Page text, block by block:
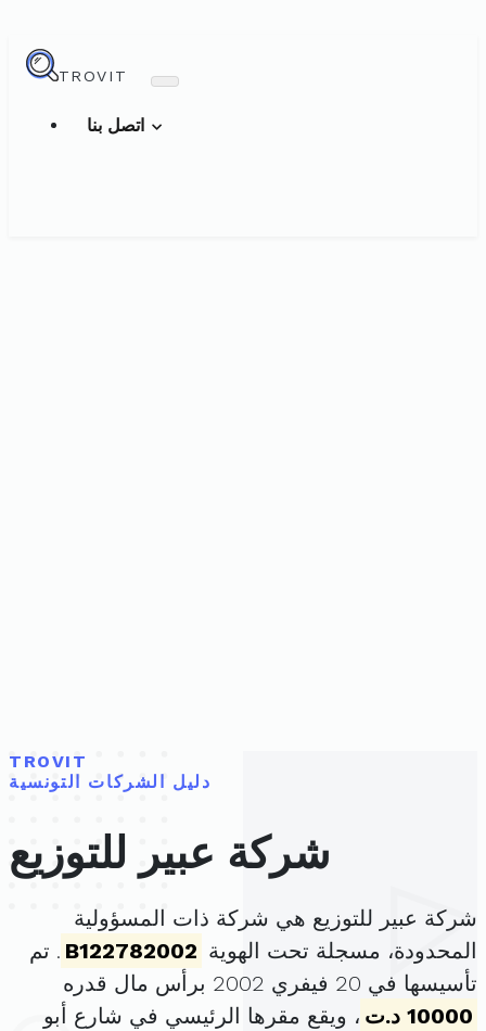
TROVIT
TROVIT
دليل الشركات التونسية
شركة عبير للتوزيع
شركة عبير للتوزيع هي شركة ذات المسؤولية
المحدودة، مسجلة تحت الهوية B122782002 . تم
تأسيسها في 20 فيفري 2002 برأس مال قدره
10000 د.ت
، ويقع مقرها الرئيسي في شارع أبو